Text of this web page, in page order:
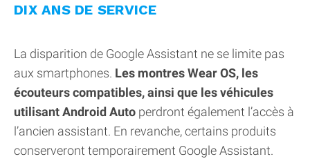
DIX ANS DE SERVICE
La disparition de Google Assistant ne se limite pas
aux smartphones. Les montres Wear OS, les
écouteurs compatibles, ainsi que les véhicules
utilisant Android Auto perdront également l’accès à
l’ancien assistant. En revanche, certains produits
conserveront temporairement Google Assistant.